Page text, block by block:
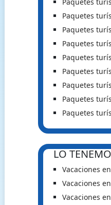
Paquetes
Paquetes
Paquetes
Paquetes
Paquetes
Paquetes
Paquetes
Paquetes
LO
Vacaciones
Vacaciones
Vacaciones